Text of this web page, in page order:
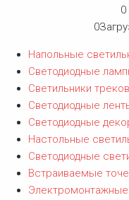
0
0
Напольные
Светодиодные
Светильники
Светодиодные
Светодиодные
Настольные
Светодиодные
Встраиваемые
Электромонтажные